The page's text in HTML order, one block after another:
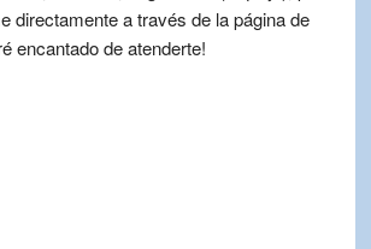
directamente a través de la página de
encantado de atenderte!